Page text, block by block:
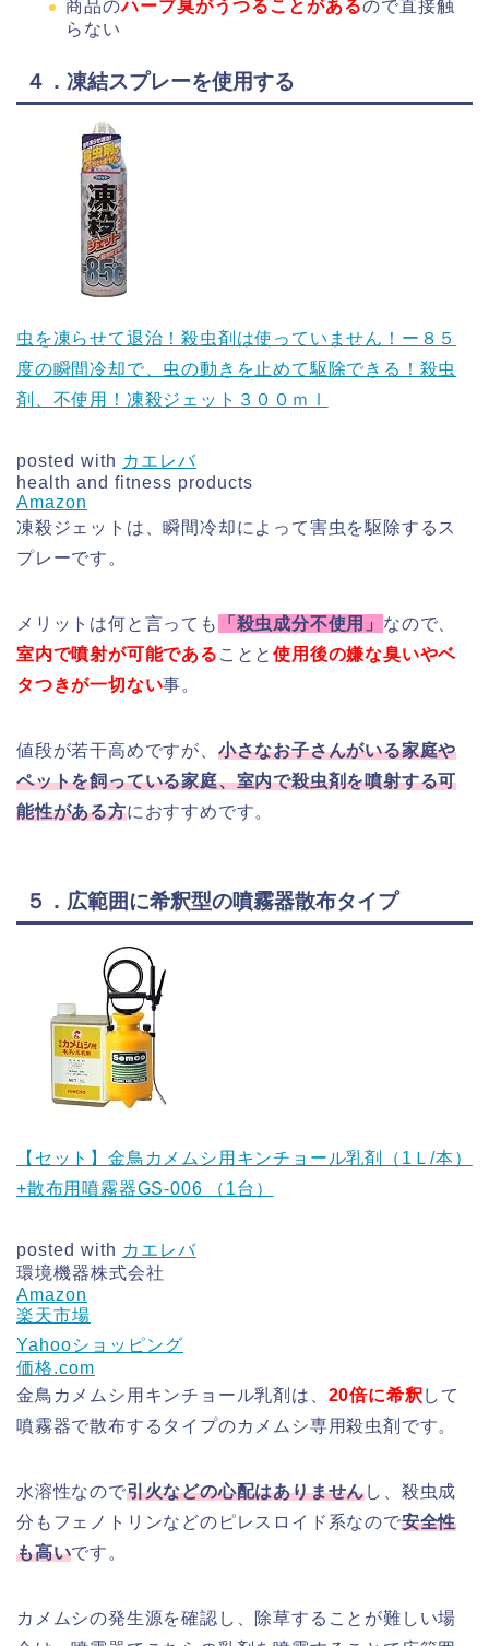
商品のハーブ臭がうつることがあるので直接触
らない
４．凍結スプレーを使用する
虫を凍らせて退治！殺虫剤は使っていません！ー８５
度の瞬間冷却で、虫の動きを止めて駆除できる！殺虫
剤、不使用！凍殺ジェット３００ｍｌ
posted with カエレバ
health and fitness products
Amazon
凍殺ジェットは、瞬間冷却によって害虫を駆除するス
プレーです。
メリットは何と言っても 「殺虫成分不使用」 なので、
室内で噴射が可能である ことと使用後の嫌な臭いやベ
タつきが一切ない事。
値段が若干高めですが、 小さなお子さんがいる家庭や
ペットを飼っている家庭、室内で殺虫剤を噴射する可
能性がある方におすすめです。
５．広範囲に希釈型の噴霧器散布タイプ
【セット】金鳥カメムシ用キンチョール乳剤（1Ｌ/本）
+散布用噴霧器GS-006 （1台）
posted with カエレバ
環境機器株式会社
Amazon
楽天市場
Yahooショッピング
価格.com
金鳥カメムシ用キンチョール乳剤は、 20倍に希釈して
噴霧器で散布するタイプのカメムシ専用殺虫剤です。
水溶性なので引火などの心配はありませんし、殺虫成
分もフェノトリンなどのピレスロイド系なので安全性
も高いです。
カメムシの発生源を確認し、除草することが難しい場